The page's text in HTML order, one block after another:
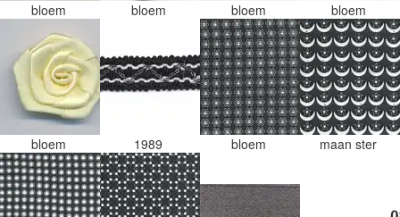
bloem bloem bloem bloem
bloem 1989 bloem maan ster